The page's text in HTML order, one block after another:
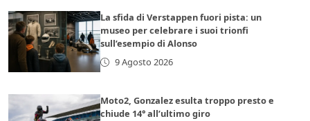
La sfida di Verstappen fuori pista: un
museo per celebrare i suoi trionfi
sull’esempio di Alonso
9 Agosto 2026
Moto2, Gonzalez esulta troppo presto e
chiude 14° all’ultimo giro